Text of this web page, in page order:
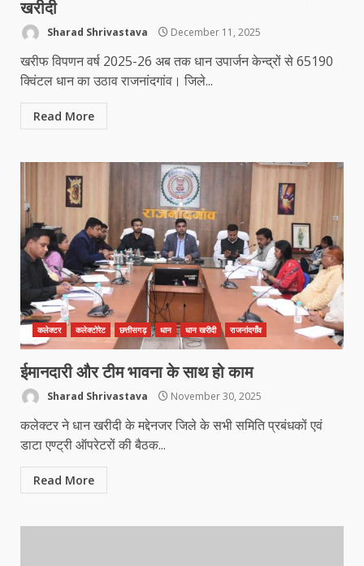
खरीदी
Sharad Shrivastava December 11, 2025
खरीफ विपणन वर्ष 2025-26 अब तक धान उपार्जन केन्द्रों से 65190
क्विंटल धान का उठाव राजनांदगांव। जिले...
Read More
कलेक्टर कलेक्टोरेट छत्तीसगढ़ धान धान खरीदी राजनांदगाँव
ईमानदारी और टीम भावना के साथ हो काम
Sharad Shrivastava November 30, 2025
कलेक्टर ने धान खरीदी के मद्देनजर जिले के सभी समिति प्रबंधकों एवं
डाटा एण्ट्री ऑपरेटरों की बैठक...
Read More